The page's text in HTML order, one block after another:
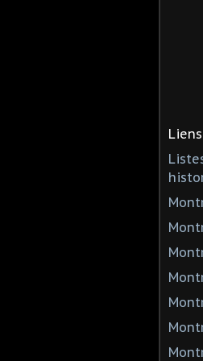
Liens